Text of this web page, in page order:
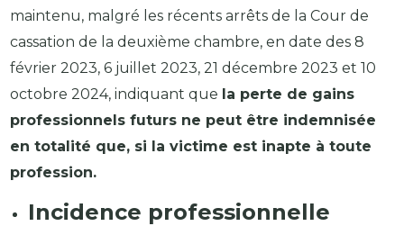
maintenu, malgré les récents arrêts de la Cour de
cassation de la deuxième chambre, en date des 8
février 2023, 6 juillet 2023, 21 décembre 2023 et 10
octobre 2024, indiquant que la perte de gains
professionnels futurs ne peut être indemnisée
en totalité que, si la victime est inapte à toute
profession.
Incidence professionnelle